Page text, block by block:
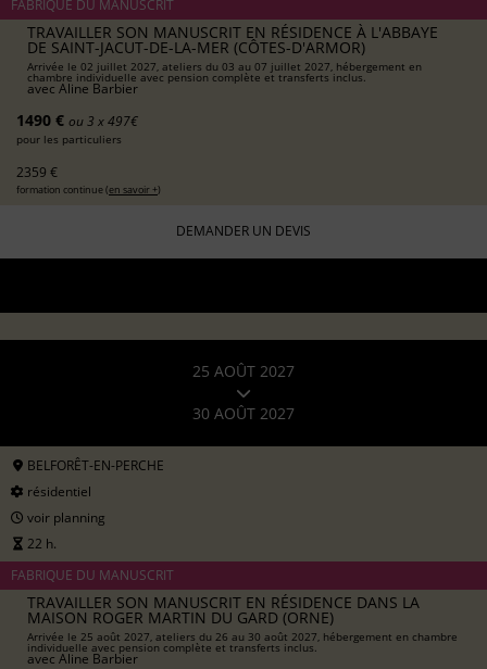
FABRIQUE DU MANUSCRIT
TRAVAILLER SON MANUSCRIT EN RÉSIDENCE À L'ABBAYE
DE SAINT-JACUT-DE-LA-MER (CÔTES-D'ARMOR)
Arrivée le 02 juillet 2027, ateliers du 03 au 07 juillet 2027, hébergement en
chambre individuelle avec pension complète et transferts inclus.
avec Aline Barbier
1490 € ou 3 x 497€
pour les particuliers
2359 €
formation continue (en savoir +)
DEMANDER UN DEVIS
25 AOÛT 2027
30 AOÛT 2027
BELFORÊT-EN-PERCHE
résidentiel
voir planning
22 h.
FABRIQUE DU MANUSCRIT
TRAVAILLER SON MANUSCRIT EN RÉSIDENCE DANS LA
MAISON ROGER MARTIN DU GARD (ORNE)
Arrivée le 25 août 2027, ateliers du 26 au 30 août 2027, hébergement en chambre
individuelle avec pension complète et transferts inclus.
avec Aline Barbier